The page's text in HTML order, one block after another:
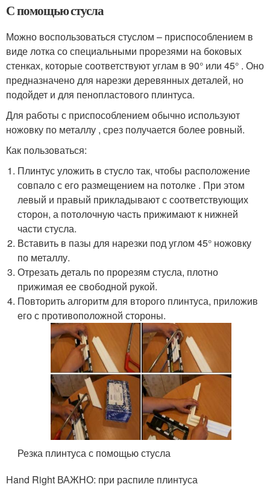
С помощью стусла
Можно воспользоваться стуслом – приспособлением в
виде лотка со специальными прорезями на боковых
стенках, которые соответствуют углам в 90° или 45° . Оно
предназначено для нарезки деревянных деталей, но
подойдет и для пенопластового плинтуса.
Для работы с приспособлением обычно используют
ножовку по металлу , срез получается более ровный.
Как пользоваться:
Плинтус уложить в стусло так, чтобы расположение
совпало с его размещением на потолке . При этом
левый и правый прикладывают с соответствующих
сторон, а потолочную часть прижимают к нижней
части стусла.
Вставить в пазы для нарезки под углом 45° ножовку
по металлу.
Отрезать деталь по прорезям стусла, плотно
прижимая ее свободной рукой.
Повторить алгоритм для второго плинтуса, приложив
его с противоположной стороны.
Резка плинтуса с помощью стусла
Hand Right ВАЖНО: при распиле плинтуса